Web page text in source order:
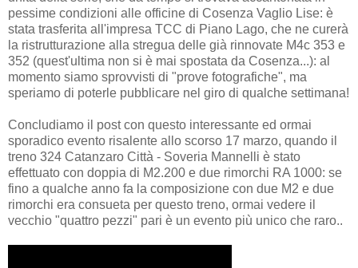
pessime condizioni alle officine di Cosenza Vaglio Lise: è
stata trasferita all'impresa TCC di Piano Lago, che ne curerà
la ristrutturazione alla stregua delle già rinnovate M4c 353 e
352 (quest'ultima non si è mai spostata da Cosenza...): al
momento siamo sprovvisti di "prove fotografiche", ma
speriamo di poterle pubblicare nel giro di qualche settimana!
Concludiamo il post con questo interessante ed ormai
sporadico evento risalente allo scorso 17 marzo, quando il
treno 324 Catanzaro Città - Soveria Mannelli è stato
effettuato con doppia di M2.200 e due rimorchi RA 1000: se
fino a qualche anno fa la composizione con due M2 e due
rimorchi era consueta per questo treno, ormai vedere il
vecchio "quattro pezzi" pari è un evento più unico che raro..